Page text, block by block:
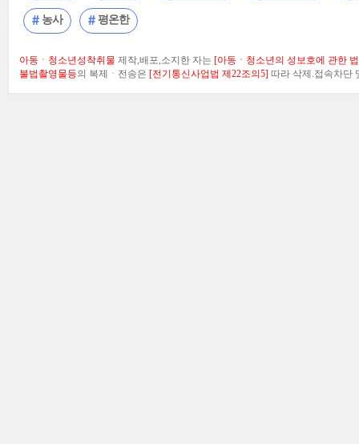
농사 평온한
아동ㆍ청소년성착취물 제작,배포,소지한 자는 [아동ㆍ청소년의 성보호에 관한
불법촬영물등의 복제ㆍ전송은 [전기통신사업법 제22조의5] 따라 삭제.접속차단